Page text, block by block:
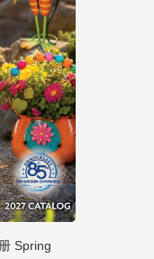
Spring